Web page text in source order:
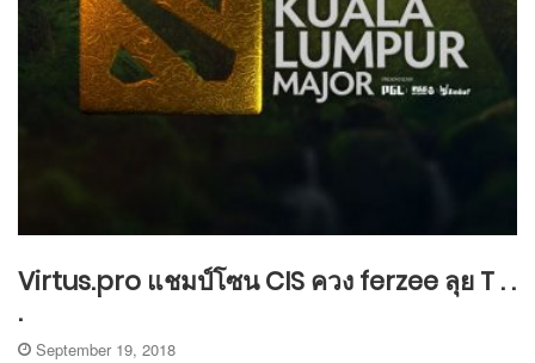
Virtus.pro แชมป์โซน CIS ควง ferzee ลุย T . .
.
September 19, 2018